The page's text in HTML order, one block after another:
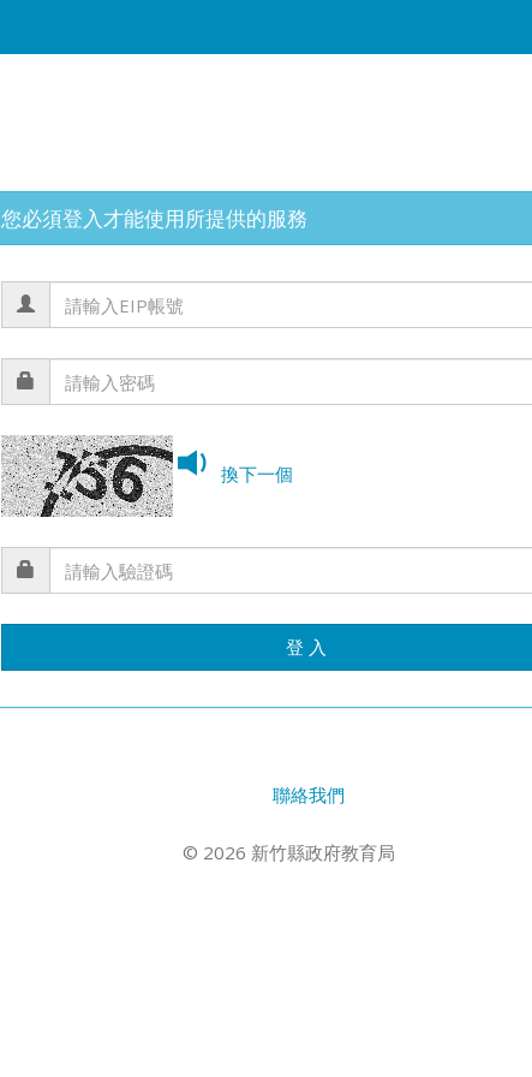
您必須登入才能使用所提供的服務
換下一個
登 入
聯絡我們
© 2026 新竹縣政府教育局